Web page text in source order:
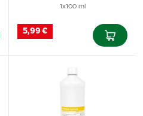
1x100 ml
5,99 €